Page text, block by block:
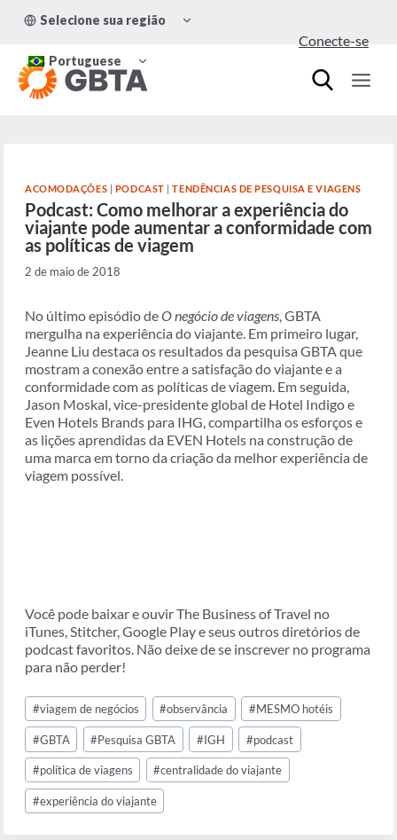
para
Conteúdo
Selecione sua região
MENU
Portuguese
MENU
FILHO
Conecte-se
ACOMODAÇÕES | PODCAST |TENDÊNCIAS DE PESQUISA E VIAGENS
Podcast: Como melhorar a experiência do
viajante pode aumentar a conformidade com
as políticas de viagem
2 de maio de 2018
No último episódio deO negócio de viagens, GBTA
mergulha na experiência do viajante. Em primeiro lugar,
Jeanne Liu destaca os resultados da pesquisa GBTA que
mostram a conexão entre a satisfação do viajante e a
conformidade com as políticas de viagem. Em seguida,
Jason Moskal, vice-presidente global de Hotel Indigo e
Even Hotels Brands para IHG, compartilha os esforços e
as lições aprendidas da EVEN Hotels na construção de
uma marca em torno da criação da melhor experiência de
viagem possível.
Você pode baixar e ouvir The Business of Travel no
iTunes, Stitcher, Google Play e seus outros diretórios de
podcast favoritos. Não deixe de se inscrever no programa
para não perder!
Tags
do
Post:
#viagem de negócios #observância #MESMO hotéis
#GBTA #Pesquisa GBTA #IGH #podcast
#política de viagens #centralidade do viajante
#experiência do viajante